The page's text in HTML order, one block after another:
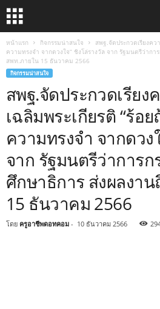
หน้าแรก กิจกรรมน่าสนใจ
สพฐ.จัดประกวดเรียงคว
ความทรงจำ จากดวงใจ” ชิงโล่รางวัล จาก รัฐมนตรีว่ากา
สพท.ภายใน 15 ธันวาคม 2566
กิจกรรมน่าสนใจ
สพฐ.จัดประกวดเรียง
เฉลิมพระเกียรติ “ร้อ
ความทรงจำ จากดวง
จาก รัฐมนตรีว่าการก
ศึกษาธิการ ส่งผลงา
15 ธันวาคม 2566
โดย ครูอาชีพดอทคอม - 10 ธันวาคม 2566